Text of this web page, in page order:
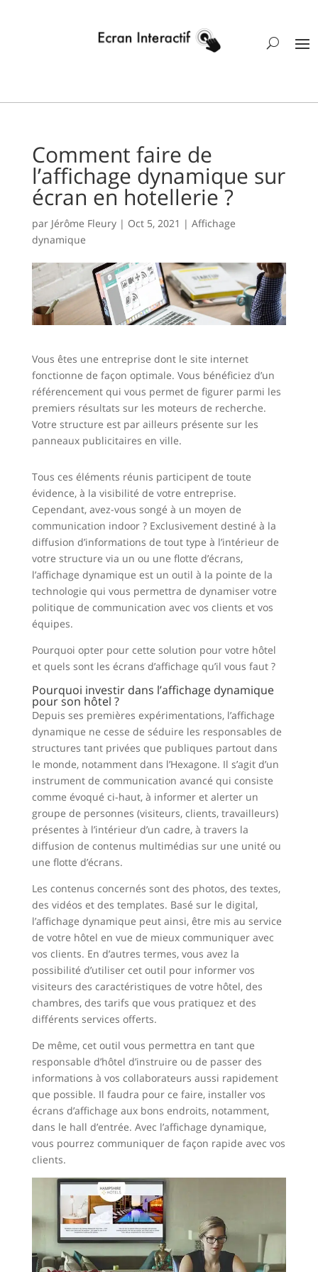
Comment faire de
l’affichage dynamique sur
écran en hotellerie ?
par Jérôme Fleury| Oct 5, 2021 | Affichage
dynamique
Vous êtes une entreprise dont le site internet
fonctionne de façon optimale. Vous bénéficiez d’un
référencement qui vous permet de figurer parmi les
premiers résultats sur les moteurs de recherche.
Votre structure est par ailleurs présente sur les
panneaux publicitaires en ville.
Tous ces éléments réunis participent de toute
évidence, à la visibilité de votre entreprise.
Cependant, avez-vous songé à un moyen de
communication indoor ? Exclusivement destiné à la
diffusion d’informations de tout type à l’intérieur de
votre structure via un ou une flotte d’écrans,
l’affichage dynamique est un outil à la pointe de la
technologie qui vous permettra de dynamiser votre
politique de communication avec vos clients et vos
équipes.
Pourquoi opter pour cette solution pour votre hôtel
et quels sont les écrans d’affichage qu’il vous faut ?
Pourquoi investir dans l’affichage dynamique
pour son hôtel ?
Depuis ses premières expérimentations, l’affichage
dynamique ne cesse de séduire les responsables de
structures tant privées que publiques partout dans
le monde, notamment dans l’Hexagone. Il s’agit d’un
instrument de communication avancé qui consiste
comme évoqué ci-haut, à informer et alerter un
groupe de personnes (visiteurs, clients, travailleurs)
présentes à l’intérieur d’un cadre, à travers la
diffusion de contenus multimédias sur une unité ou
une flotte d’écrans.
Les contenus concernés sont des photos, des textes,
des vidéos et des templates. Basé sur le digital,
l’affichage dynamique peut ainsi, être mis au service
de votre hôtel en vue de mieux communiquer avec
vos clients. En d’autres termes, vous avez la
possibilité d’utiliser cet outil pour informer vos
visiteurs des caractéristiques de votre hôtel, des
chambres, des tarifs que vous pratiquez et des
différents services offerts.
De même, cet outil vous permettra en tant que
responsable d’hôtel d’instruire ou de passer des
informations à vos collaborateurs aussi rapidement
que possible. Il faudra pour ce faire, installer vos
écrans d’affichage aux bons endroits, notamment,
dans le hall d’entrée. Avec l’affichage dynamique,
vous pourrez communiquer de façon rapide avec vos
clients.